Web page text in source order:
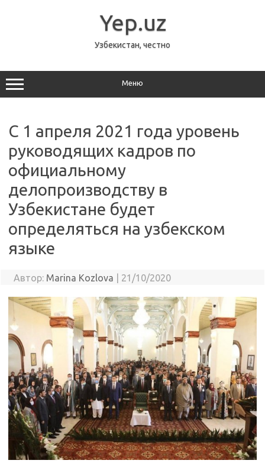
Yep.uz
Узбекистан, честно
Меню
С 1 апреля 2021 года уровень
руководящих кадров по
официальному
делопроизводству в
Узбекистане будет
определяться на узбекском
языке
Автор: Marina Kozlova 21/10/2020